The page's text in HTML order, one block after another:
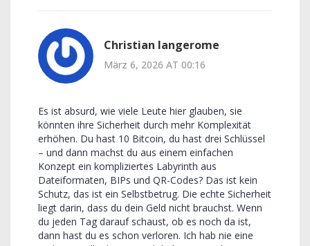
Christian langerome
März 6, 2026 AT 00:16
Es ist absurd, wie viele Leute hier glauben, sie
könnten ihre Sicherheit durch mehr Komplexität
erhöhen. Du hast 10 Bitcoin, du hast drei Schlüssel
– und dann machst du aus einem einfachen
Konzept ein kompliziertes Labyrinth aus
Dateiformaten, BIPs und QR-Codes? Das ist kein
Schutz, das ist ein Selbstbetrug. Die echte Sicherheit
liegt darin, dass du dein Geld nicht brauchst. Wenn
du jeden Tag darauf schaust, ob es noch da ist,
dann hast du es schon verloren. Ich hab nie eine